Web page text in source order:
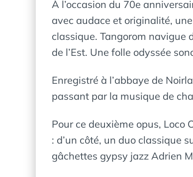
À l’occasion du 70e
avec audace et originalité,
classique. Tangorom navigue
de l’Est. Une folle odyssée
Enregistré à l’abbaye de
passant par la musique de
Pour ce deuxième opus,
: d’un côté, un duo classique
gâchettes gypsy jazz Adrien